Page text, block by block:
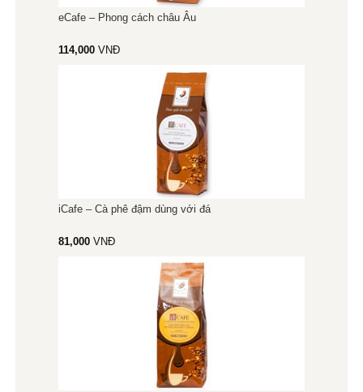
eCafe – Phong cách châu Âu
114,000 VNĐ
iCafe – Cà phê đậm dùng với đá
81,000 VNĐ